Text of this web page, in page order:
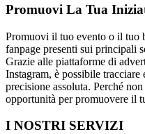
Promuovi La Tua
Promuovi il tuo evento o il tuo
fanpage presenti sui principali
Grazie alle piattaforme di
Instagram, è possibile
precisione assoluta. Perché
opportunità per promuovere il
I NOSTRI SERVIZI